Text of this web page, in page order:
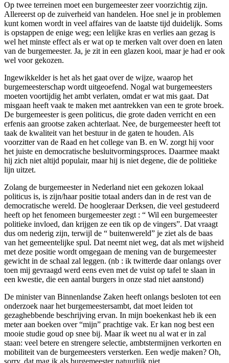
Op twee terreinen moet een burgemeester zeer voorzichtig zijn.
Allereerst op de zuiverheid van handelen. Hoe snel je in problemen
kunt komen wordt in veel affaires van de laatste tijd duidelijk. Soms
is opstappen de enige weg; een lelijke kras en verlies aan gezag is
wel het minste effect als er wat op te merken valt over doen en laten
van de burgemeester. Ja, je zit in een glazen kooi, maar je had er ook
wel voor gekozen.
Ingewikkelder is het als het gaat over de wijze, waarop het
burgemeesterschap wordt uitgeoefend. Nogal wat burgemeesters
moeten voortijdig het ambt verlaten, omdat er wat mis gaat. Dat
misgaan heeft vaak te maken met aantrekken van een te grote broek.
De burgemeester is geen politicus, die grote daden verricht en een
erfenis aan grootse zaken achterlaat. Nee, de burgemeester heeft tot
taak de kwaliteit van het bestuur in de gaten te houden. Als
voorzitter van de Raad en het college van B. en W. zorgt hij voor
het juiste en democratische besluitvormingsproces. Daarmee maakt
hij zich niet altijd populair, maar hij is niet degene, die de politieke
lijn uitzet.
Zolang de burgemeester in Nederland niet een gekozen lokaal
politicus is, is zijn/haar positie totaal anders dan in de rest van de
democratische wereld. De hoogleraar Derksen, die veel gestudeerd
heeft op het fenomeen burgemeester zegt : “ Wil een burgemeester
politieke invloed, dan krijgen ze een tik op de vingers”. Dat vraagt
dus om nederig zijn, terwijl de “ buitenwereld” je ziet als de baas
van het gemeentelijke spul. Dat neemt niet weg, dat als met wijsheid
met deze positie wordt omgegaan de mening van de burgemeester
gewicht in de schaal zal leggen. (nb : ik twitterde daar onlangs over
toen mij gevraagd werd eens even met de vuist op tafel te slaan in
een kwestie, die een aantal burgers in onze stad niet aanstond)
De minister van Binnenlandse Zaken heeft onlangs besloten tot een
onderzoek naar het burgemeestersambt, dat moet leiden tot
gezaghebbende beschrijving ervan. In mijn boekenkast heb ik een
meter aan boeken over “mijn” prachtige vak. Er kan nog best een
mooie studie goud op snee bij. Maar ik weet nu al wat er in zal
staan: veel betere en strengere selectie, ambtstermijnen verkorten en
mobiliteit van de burgemeesters versterken. Een wedje maken? Oh,
sorry, dat mag ik als burgemeester natuurlijk niet.